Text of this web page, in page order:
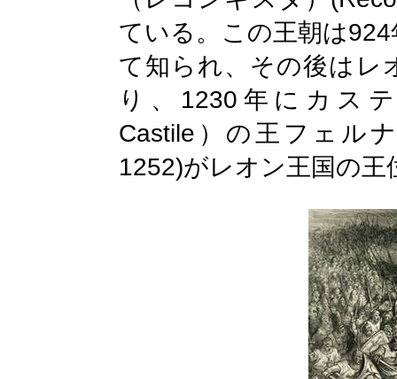
ている。この王朝は924
て知られ、その後はレ
り、 1230 年にカス
Castile ）の王フェル
1252)がレオン王国の王